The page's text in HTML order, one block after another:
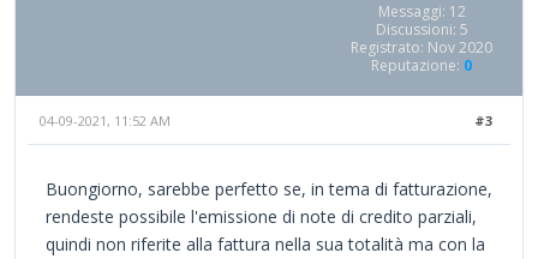
Messaggi: 12
Discussioni: 5
Registrato: Nov 2020
Reputazione: 0
#3
04-09-2021, 11:52 AM
Buongiorno, sarebbe perfetto se, in tema di fatturazione,
rendeste possibile l'emissione di note di credito parziali,
quindi non riferite alla fattura nella sua totalità ma con la